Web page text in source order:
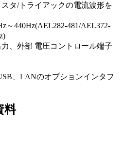
タ/トライアックの電流波形を
～440Hz(AEL282-481/AEL372-
、外部 電圧コントロール端子
、LANのオプションインタフ
料